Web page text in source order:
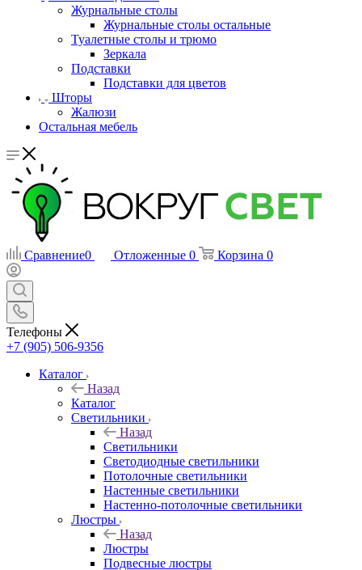
Журнальные столы
Журнальные столы остальные
Туалетные столы и трюмо
Зеркала
Подставки
Подставки для цветов
Шторы
Жалюзи
Остальная мебель
Сравнение0 Отложенные 0 Корзина 0
Телефоны
+7 (905) 506-9356
Каталог
Назад
Каталог
Светильники
Назад
Светильники
Светодиодные светильники
Потолочные светильники
Настенные светильники
Настенно-потолочные светильники
Люстры
Назад
Люстры
Подвесные люстры